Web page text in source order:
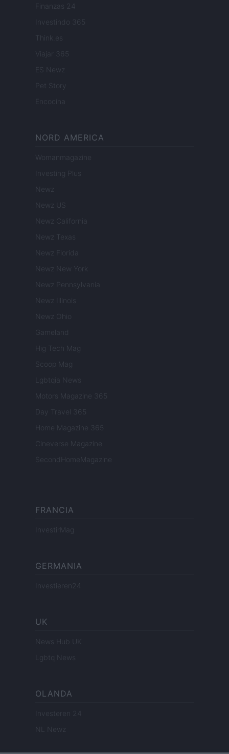
Finanzas 24
Investindo 365
Think.es
Viajar 365
ES Newz
Pet Story
Encocina
NORD AMERICA
Womanmagazine
Investing Plus
Newz
Newz US
Newz California
Newz Texas
Newz Florida
Newz New York
Newz Pennsylvania
Newz Illinois
Newz Ohio
Gameland
Hig Tech Mag
Scoop Mag
Lgbtqia News
Motors Magazine 365
Day Travel 365
Home Magazine 365
Cineverse Magazine
SecondHomeMagazine
FRANCIA
InvestirMag
GERMANIA
Investieren24
UK
News Hub UK
Lgbtq News
OLANDA
Investeren 24
NL Newz